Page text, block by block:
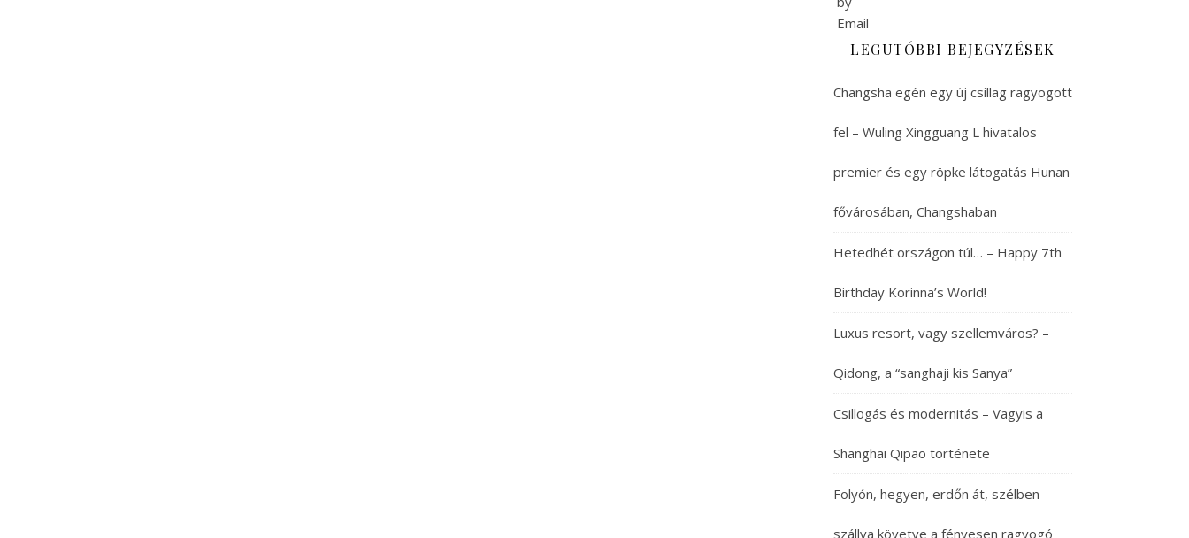
LEGUTÓBBI BEJEGYZÉSEK
Changsha egén egy új csillag ragyogott
fel – Wuling Xingguang L hivatalos
premier és egy röpke látogatás Hunan
fővárosában, Changshaban
Hetedhét országon túl… – Happy 7th
Birthday Korinna’s World!
Luxus resort, vagy szellemváros? –
Qidong, a “sanghaji kis Sanya”
Csillogás és modernitás – Vagyis a
Shanghai Qipao története
Folyón, hegyen, erdőn át, szélben
szállva követve a fényesen ragyogó